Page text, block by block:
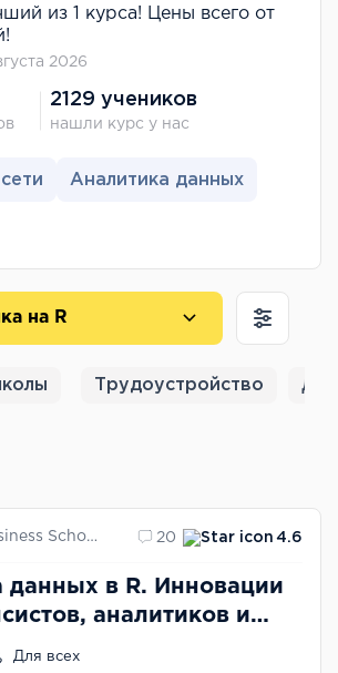
из 1 курса! Цены всего от
2026
2129 учеников
нашли курс у нас
Аналитика данных
на R
Трудоустройство
Moscow Business School 20 4.6
данных в R. Инновации
аналитиков и
Для всех